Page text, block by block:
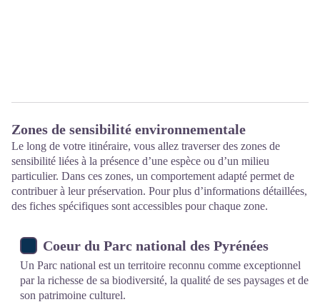
Zones de sensibilité environnementale
Le long de votre itinéraire, vous allez traverser des zones de
sensibilité liées à la présence d’une espèce ou d’un milieu
particulier. Dans ces zones, un comportement adapté permet de
contribuer à leur préservation. Pour plus d’informations détaillées,
des fiches spécifiques sont accessibles pour chaque zone.
Coeur du Parc national des Pyrénées
Un Parc national est un territoire reconnu comme exceptionnel
par la richesse de sa biodiversité, la qualité de ses paysages et de
son patrimoine culturel.